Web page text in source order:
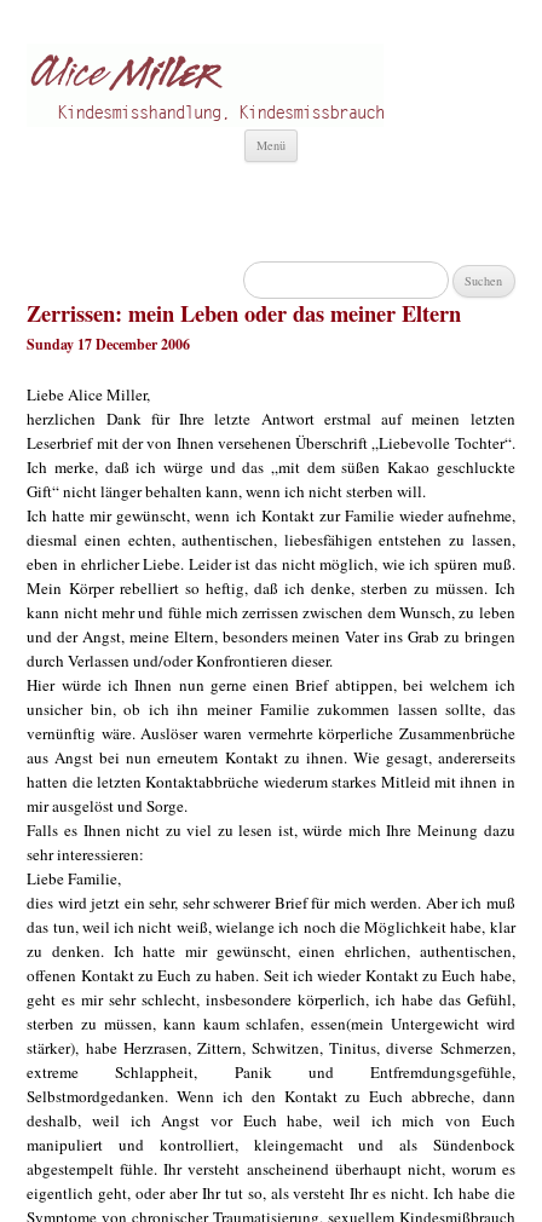
Menü
Suchen
nach:
Zerrissen: mein Leben oder das meiner Eltern
Sunday 17 December 2006
Liebe Alice Miller,
herzlichen Dank für Ihre letzte Antwort erstmal auf meinen letzten
Leserbrief mit der von Ihnen versehenen Überschrift „Liebevolle Tochter“.
Ich merke, daß ich würge und das „mit dem süßen Kakao geschluckte
Gift“ nicht länger behalten kann, wenn ich nicht sterben will.
Ich hatte mir gewünscht, wenn ich Kontakt zur Familie wieder aufnehme,
diesmal einen echten, authentischen, liebesfähigen entstehen zu lassen,
eben in ehrlicher Liebe. Leider ist das nicht möglich, wie ich spüren muß.
Mein Körper rebelliert so heftig, daß ich denke, sterben zu müssen. Ich
kann nicht mehr und fühle mich zerrissen zwischen dem Wunsch, zu leben
und der Angst, meine Eltern, besonders meinen Vater ins Grab zu bringen
durch Verlassen und/oder Konfrontieren dieser.
Hier würde ich Ihnen nun gerne einen Brief abtippen, bei welchem ich
unsicher bin, ob ich ihn meiner Familie zukommen lassen sollte, das
vernünftig wäre. Auslöser waren vermehrte körperliche Zusammenbrüche
aus Angst bei nun erneutem Kontakt zu ihnen. Wie gesagt, andererseits
hatten die letzten Kontaktabbrüche wiederum starkes Mitleid mit ihnen in
mir ausgelöst und Sorge.
Falls es Ihnen nicht zu viel zu lesen ist, würde mich Ihre Meinung dazu
sehr interessieren:
Liebe Familie,
dies wird jetzt ein sehr, sehr schwerer Brief für mich werden. Aber ich muß
das tun, weil ich nicht weiß, wielange ich noch die Möglichkeit habe, klar
zu denken. Ich hatte mir gewünscht, einen ehrlichen, authentischen,
offenen Kontakt zu Euch zu haben. Seit ich wieder Kontakt zu Euch habe,
geht es mir sehr schlecht, insbesondere körperlich, ich habe das Gefühl,
sterben zu müssen, kann kaum schlafen, essen(mein Untergewicht wird
stärker), habe Herzrasen, Zittern, Schwitzen, Tinitus, diverse Schmerzen,
extreme Schlappheit, Panik und Entfremdungsgefühle,
Selbstmordgedanken. Wenn ich den Kontakt zu Euch abbreche, dann
deshalb, weil ich Angst vor Euch habe, weil ich mich von Euch
manipuliert und kontrolliert, kleingemacht und als Sündenbock
abgestempelt fühle. Ihr versteht anscheinend überhaupt nicht, worum es
eigentlich geht, oder aber Ihr tut so, als versteht Ihr es nicht. Ich habe die
Symptome von chronischer Traumatisierung, sexuellem Kindesmißbrauch